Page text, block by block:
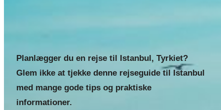
GODE REJSELINKS
PRIVATLIVSPOLITIK
STØT REJSEBLOGGEN
KONTAKT
Lykkelig
REJSEUDSTYR
STØT REJSEBLOGGEN
OM
HVOR HAR JEG VÆRET?
Planlægger du en rejse til Istanbul, Tyrkiet?
Glem ikke at tjekke denne rejseguide til Istanbul
med mange gode tips og praktiske
informationer.